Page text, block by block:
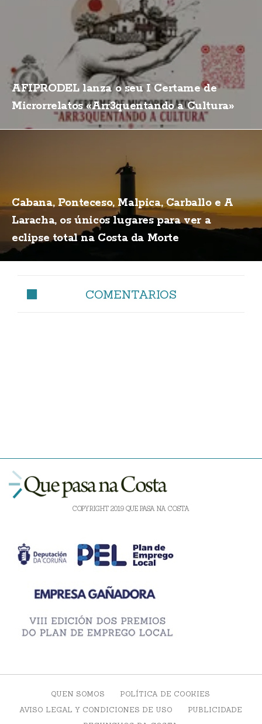
AFIPRODEL lanza o seu I Certame de
Microrrelatos «Arr3quentando a Cultura»
Cabana, Ponteceso, Malpica, Carballo e A
Laracha, os únicos lugares para ver a
eclipse total na Costa da Morte
COMENTARIOS
COPYRIGHT 2019 QUE PASA NA COSTA
QUEN SOMOS
POLÍTICA DE COOKIES
AVISO LEGAL Y CONDICIONES DE USO
PUBLICIDADE